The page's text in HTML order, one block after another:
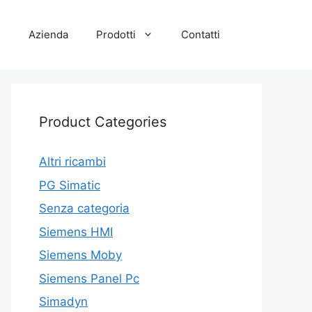
Azienda Prodotti Contatti
Product Categories
Altri ricambi
PG Simatic
Senza categoria
Siemens HMI
Siemens Moby
Siemens Panel Pc
Simadyn